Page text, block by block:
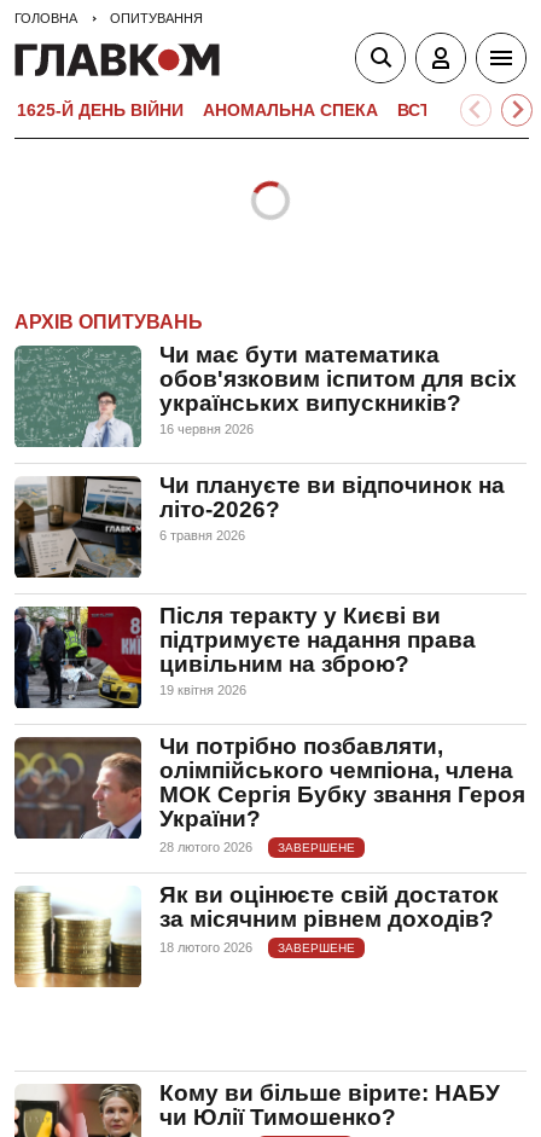
ГОЛОВНА ОПИТУВАННЯ
1625-Й ДЕНЬ ВІЙНИ АНОМАЛЬНА СПЕКА ВСТУПНА
АРХІВ ОПИТУВАНЬ
Чи має бути математика
обов'язковим іспитом для всіх
українських випускників?
16 червня 2026
Чи плануєте ви відпочинок на
літо-2026?
6 травня 2026
Після теракту у Києві ви
підтримуєте надання права
цивільним на зброю?
19 квiтня 2026
Чи потрібно позбавляти,
олімпійського чемпіона, члена
МОК Сергія Бубку звання Героя
України?
28 лютого 2026 ЗАВЕРШЕНЕ
Як ви оцінюєте свій достаток
за місячним рівнем доходів?
18 лютого 2026 ЗАВЕРШЕНЕ
Кому ви більше вірите: НАБУ
чи Юлії Тимошенко?